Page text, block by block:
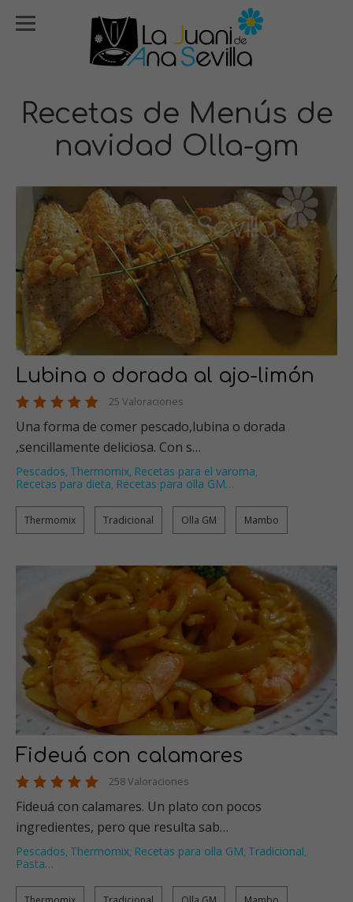
Recetas de Menús de
navidad Olla-gm
Lubina o dorada al ajo-limón
25 Valoraciones
Una forma de comer pescado,lubina o dorada
,sencillamente deliciosa. Con s…
Pescados, Thermomix, Recetas para el varoma,
Recetas para dieta, Recetas para olla GM…
Thermomix Tradicional Olla GM Mambo
Fideuá con calamares
258 Valoraciones
Fideuá con calamares. Un plato con pocos
ingredientes, pero que resulta sab…
Pescados, Thermomix, Recetas para olla GM, Tradicional,
Pasta…